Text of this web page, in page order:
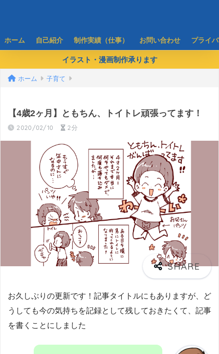
ホーム 自己紹介 制作実績（仕事） お問い合わせ プライ
イラスト・漫画制作承ります
ホーム 子育て
【4歳2ヶ月】ともちん、トイトレ頑張ってます！
2020/02/10 2分
お久しぶりの更新です！記事タイトルにもありますが、ど
うしても今の気持ちを記録として残しておきたくて、記事
を書くことにしました